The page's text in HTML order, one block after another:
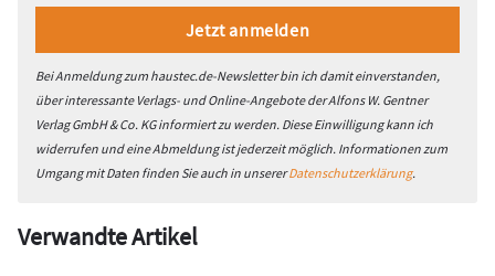
Bei Anmeldung zum haustec.de-Newsletter bin ich damit einverstanden,
über interessante Verlags- und Online-Angebote der Alfons W. Gentner
Verlag GmbH & Co. KG informiert zu werden. Diese Einwilligung kann ich
widerrufen und eine Abmeldung ist jederzeit möglich. Informationen zum
Umgang mit Daten finden Sie auch in unsererDatenschutzerklärung.
Verwandte Artikel